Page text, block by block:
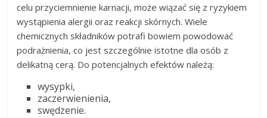
celu przyciemnienie karnacji, może wiązać się z ryzykiem
wystąpienia alergii oraz reakcji skórnych. Wiele
chemicznych składników potrafi bowiem powodować
podrażnienia, co jest szczególnie istotne dla osób z
delikatną cerą. Do potencjalnych efektów należą:
wysypki,
zaczerwienienia,
swędzenie.